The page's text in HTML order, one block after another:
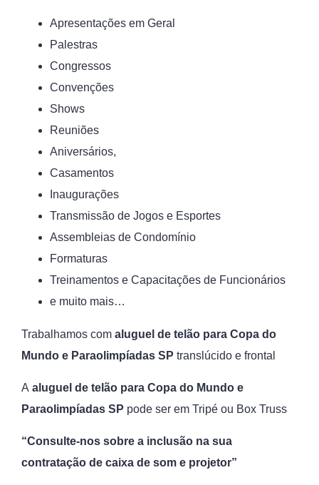
Apresentações em Geral
Palestras
Congressos
Convenções
Shows
Reuniões
Aniversários,
Casamentos
Inaugurações
Transmissão de Jogos e Esportes
Assembleias de Condomínio
Formaturas
Treinamentos e Capacitações de Funcionários
e muito mais…
Trabalhamos com aluguel de telão para Copa do
Mundo e Paraolimpíadas SP translúcido e frontal
A aluguel de telão para Copa do Mundo e
Paraolimpíadas SP pode ser em Tripé ou Box Truss
“Consulte-nos sobre a inclusão na sua
contratação de caixa de som e projetor”